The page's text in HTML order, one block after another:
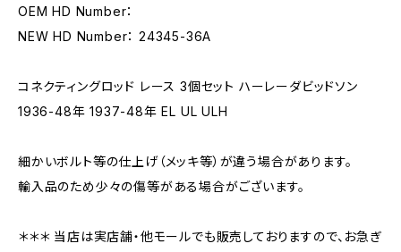
OEM HD Number：
NEW HD Number： 24345-36A
コネクティングロッド レース 3個セット ハーレーダビッドソン
1936-48年 1937-48年 EL UL ULH
細かいボルト等の仕上げ（メッキ等）が違う場合があります。
輸入品のため少々の傷等がある場合がございます。
＊＊＊ 当店は実店舗・他モールでも販売しておりますので、お急ぎ